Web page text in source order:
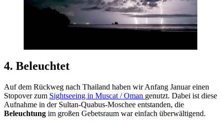
4. Beleuchtet
Auf dem Rückweg nach Thailand haben wir Anfang Januar einen
Stopover zum Sightseeing in Muscat / Oman genutzt. Dabei ist diese
Aufnahme in der Sultan-Quabus-Moschee entstanden, die
Beleuchtung im großen Gebetsraum war einfach überwältigend.